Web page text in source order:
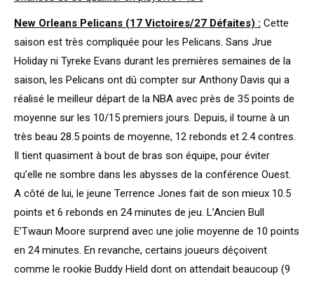
New Orleans Pelicans (17 Victoires/27 Défaites) : Cette
saison est très compliquée pour les Pelicans. Sans Jrue
Holiday ni Tyreke Evans durant les premières semaines de la
saison, les Pelicans ont dû compter sur Anthony Davis qui a
réalisé le meilleur départ de la NBA avec près de 35 points de
moyenne sur les 10/15 premiers jours. Depuis, il tourne à un
très beau 28.5 points de moyenne, 12 rebonds et 2.4 contres.
Il tient quasiment à bout de bras son équipe, pour éviter
qu’elle ne sombre dans les abysses de la conférence Ouest.
A côté de lui, le jeune Terrence Jones fait de son mieux 10.5
points et 6 rebonds en 24 minutes de jeu. L’Ancien Bull
E’Twaun Moore surprend avec une jolie moyenne de 10 points
en 24 minutes. En revanche, certains joueurs déçoivent
comme le rookie Buddy Hield dont on attendait beaucoup (9